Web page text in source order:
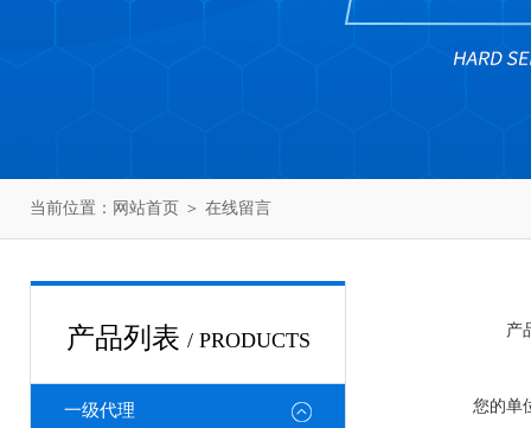
当前位置： 网站首页 ＞ 在线留言
产品列表 / PRODUCTS
一级代理
产
您的单